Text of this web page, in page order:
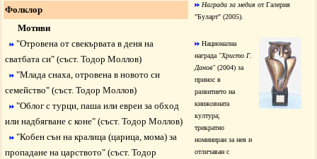
Фолклор
Мотиви
"Отровена от свекървата в деня на
сватбата си" (съст. Тодор Моллов)
"Млада снаха, отровена в новото си
семейство" (съст. Тодор Моллов)
"Облог с турци, паша или евреи за обход
или надбягване с коне" (съст. Тодор Моллов)
"Кобен сън на кралица (царица, мома) за
пропадане на царството" (съст. Тодор
Награда за медия от Галерия
"Буларт" (2005).
Национална
награда "Христо Г.
Данов" (2004) за
принос в
развитието на
книжовната
култура;
трикратно
номиниран за нея и
отличаван с